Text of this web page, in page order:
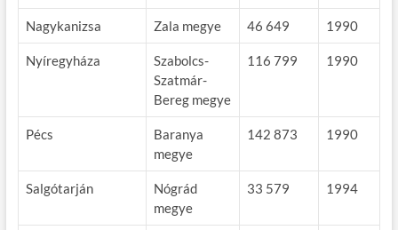
Nagykanizsa Zala megye 46 649 1990
Nyíregyháza
Szabolcs-
Szatmár-
Bereg megye
116 799 1990
Pécs
Baranya
megye
142 873 1990
Salgótarján
Nógrád
megye
33 579 1994